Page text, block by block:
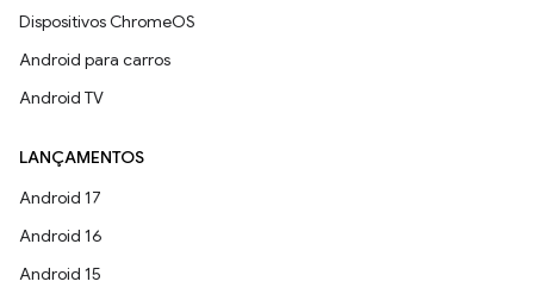
Dispositivos ChromeOS
Android para carros
Android TV
LANÇAMENTOS
Android 17
Android 16
Android 15